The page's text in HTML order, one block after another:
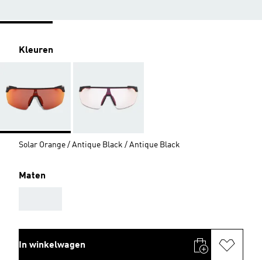
Kleuren
Solar Orange / Antique Black / Antique Black
Maten
In winkelwagen